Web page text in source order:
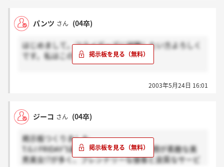
説明会は、選考に関係ないのでリラックスして聞いて
ください。私服でOKです。
の果物を売買したり、?集団で様々な道具を使って新
しいゲームを作る?集団で最高のサービスについて発
いてパフォーマンスします。
わからないことがあれば採用担当の人に聞いてみると
いいです。親身になってくれますよ。
私も、もし気づけばお答えします。
パンツ さん (04卒)
はじめまして。フライデーズに就職したい方よろしく
です。私はこの前内定しました。
説明ですよ。パワーポイントで色々な説明がありま
説明会は、選考に関係ないのでリラックスして聞いて
ください。私服でOKです。
の果物を売買したり、?集団で様々な道具を使って新
しいゲームを作る?集団で最高のサービスについて発
表しました。
2003年5月24日 16:01
ジーコ さん (04卒)
掲示板つくりました。
T.G.I FRIDAY’S最高です！スタッフは笑顔が素敵な美
男美女!?が多く、フレンドリーな接客と良質なサービ